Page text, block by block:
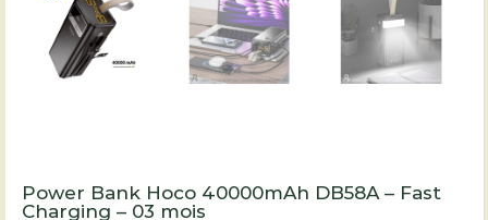
Power Bank Hoco 40000mAh DB58A – Fast
Charging – 03 mois